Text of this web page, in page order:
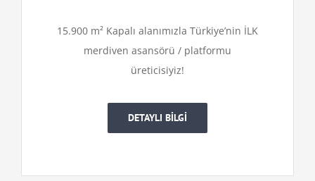
15.900 m² Kapalı alanımızla Türkiye’nin İLK
merdiven asansörü / platformu
üreticisiyiz!
DETAYLI BİLGİ